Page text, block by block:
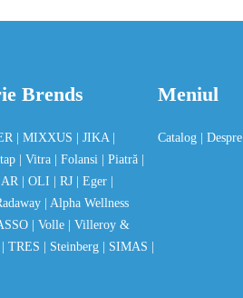
Brends
| MIXXUS | JIKA
| Vitra | Folansi | Piatră
| OLI | RJ | Eger
| Alpha Wellness
| Volle
| Villeroy &
| TRES | Steinberg | SIMAS
Meniul
Catalog | Despre